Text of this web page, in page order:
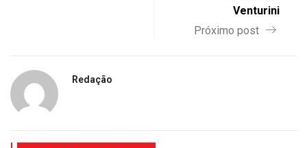
Venturini
Próximo post
Redação